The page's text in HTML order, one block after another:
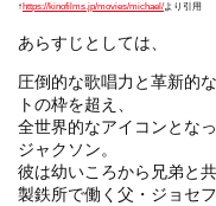
↑ https://kinofilms.jp/movies/michael/より引用
あらすじとしては、
圧倒的な歌唱力と革新的
トの枠を超え、
全世界的なアイコンとな
ジャクソン。
彼は幼いころから兄弟と
製鉄所で働く父・ジョセ